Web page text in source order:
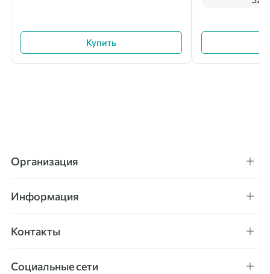
Купить
Организация
Информация
Контакты
Социальные сети